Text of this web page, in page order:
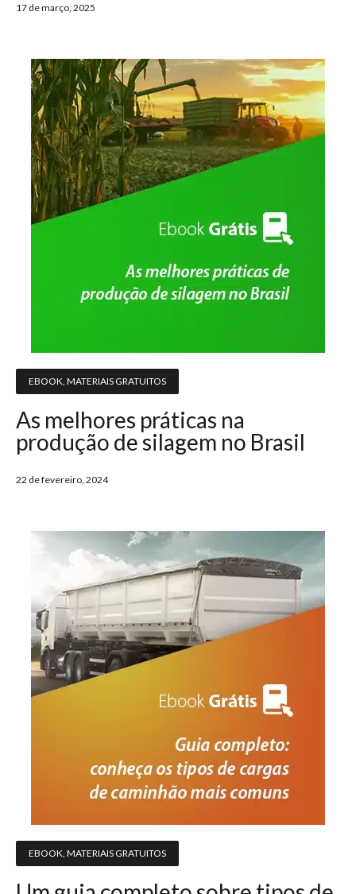
17 de março, 2025
EBOOK MATERIAIS GRATUITOS
As melhores práticas na
produção de silagem no Brasil
22 de fevereiro, 2024
EBOOK MATERIAIS GRATUITOS